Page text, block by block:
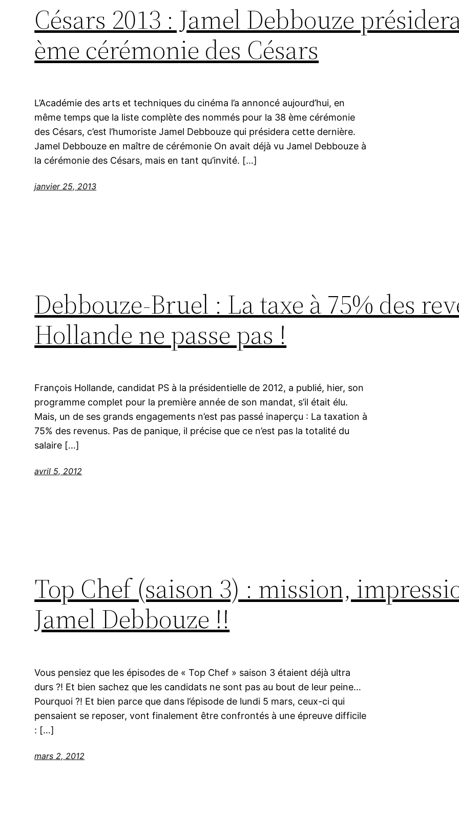
Césars 2013 : Jamel Debbouze
ème cérémonie des Césars
L’Académie des arts et techniques du cinéma l’a annoncé aujourd’hui, en
même temps que la liste complète des nommés pour la 38 ème cérémonie
des Césars, c’est l’humoriste Jamel Debbouze qui présidera cette dernière.
Jamel Debbouze en maître de cérémonie On avait déjà vu Jamel Debbouze à
la cérémonie des Césars, mais en tant qu’invité. […]
janvier 25, 2013
Debbouze-Bruel : La taxe à 75% des
Hollande ne passe pas !
François Hollande, candidat PS à la présidentielle de 2012, a publié, hier, son
programme complet pour la première année de son mandat, s’il était élu.
Mais, un de ses grands engagements n’est pas passé inaperçu : La taxation à
75% des revenus. Pas de panique, il précise que ce n’est pas la totalité du
salaire […]
avril 5, 2012
Top Chef (saison 3) : mission,
Jamel Debbouze !!
Vous pensiez que les épisodes de « Top Chef » saison 3 étaient déjà ultra
durs ?! Et bien sachez que les candidats ne sont pas au bout de leur peine…
Pourquoi ?! Et bien parce que dans l’épisode de lundi 5 mars, ceux-ci qui
pensaient se reposer, vont finalement être confrontés à une épreuve difficile
: […]
mars 2, 2012